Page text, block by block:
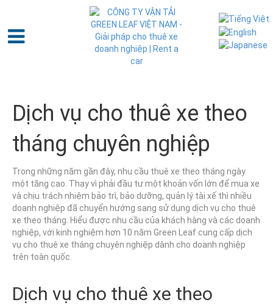
Dịch vụ cho thuê xe theo
tháng chuyên nghiệp
Trong những năm gần đây, nhu cầu thuê xe theo tháng ngày
một tăng cao. Thay vì phải đầu tư một khoản vốn lớn để mua xe
và chịu trách nhiệm bảo trì, bảo dưỡng, quản lý tài xế thì nhiều
doanh nghiệp đã chuyển hướng sang sử dụng dịch vụ cho thuê
xe theo tháng. Hiểu được nhu cầu của khách hàng và các doanh
nghiệp, với kinh nghiệm hơn 10 năm Green Leaf cung cấp dịch
vụ cho thuê xe tháng chuyên nghiệp dành cho doanh nghiệp
trên toàn quốc.
Dịch vụ cho thuê xe theo